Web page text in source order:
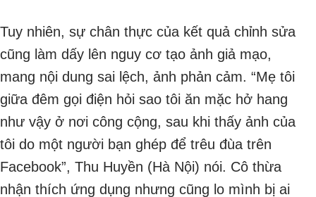
Tuy nhiên, sự chân thực của kết quả chỉnh sửa
cũng làm dấy lên nguy cơ tạo ảnh giả mạo,
mang nội dung sai lệch, ảnh phản cảm. “Mẹ tôi
giữa đêm gọi điện hỏi sao tôi ăn mặc hở hang
như vậy ở nơi công cộng, sau khi thấy ảnh của
tôi do một người bạn ghép để trêu đùa trên
Facebook”, Thu Huyền (Hà Nội) nói. Cô thừa
nhận thích ứng dụng nhưng cũng lo mình bị ai